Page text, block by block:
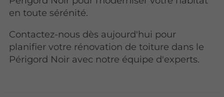
en toute sérénité.
Contactez-nous dès aujourd'hui pour
planifier votre rénovation de toiture dans le
Périgord Noir avec notre équipe d'experts.